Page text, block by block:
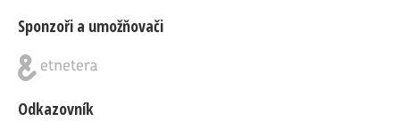
Sponzoři a umožňovači
Odkazovník